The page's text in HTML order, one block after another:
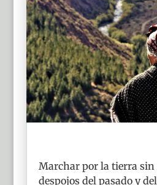
Marchar por la tierra sin
despojos del pasado y